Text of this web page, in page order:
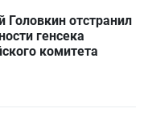
Головкин отстранил
генсека
комитета